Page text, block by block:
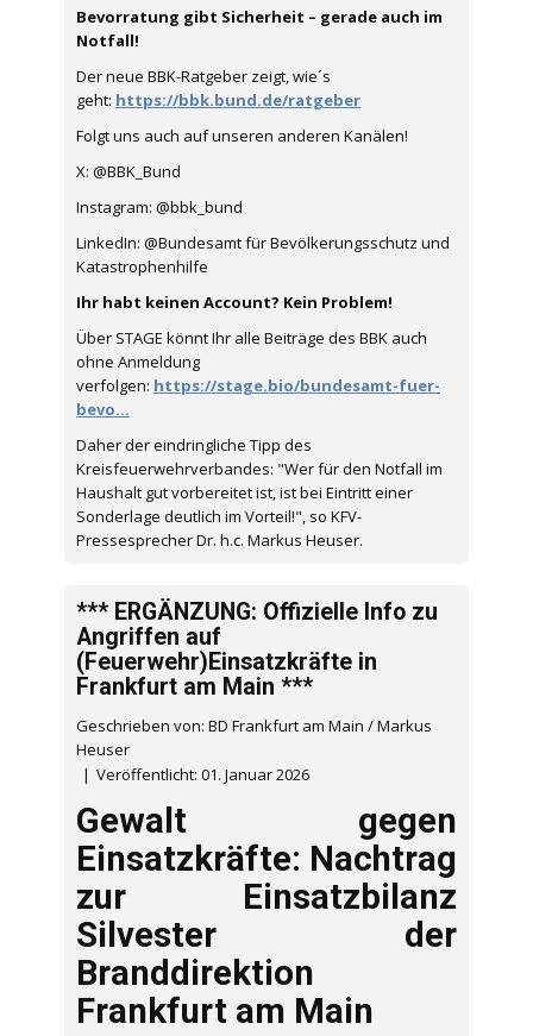
Bevorratung gibt Sicherheit – gerade auch im
Notfall!
Der neue BBK-Ratgeber zeigt, wie´s
geht: https://bbk.bund.de/ratgeber
Folgt uns auch auf unseren anderen Kanälen!
X: @BBK_Bund
Instagram: @bbk_bund
LinkedIn: @Bundesamt für Bevölkerungsschutz und
Katastrophenhilfe
Ihr habt keinen Account? Kein Problem!
Über STAGE könnt Ihr alle Beiträge des BBK auch
ohne Anmeldung
verfolgen: https://stage.bio/bundesamt-fuer-
bevo...
Daher der eindringliche Tipp des
Kreisfeuerwehrverbandes: "Wer für den Notfall im
Haushalt gut vorbereitet ist, ist bei Eintritt einer
Sonderlage deutlich im Vorteil!", so KFV-
Pressesprecher Dr. h.c. Markus Heuser.
*** ERGÄNZUNG: Offizielle Info zu
Angriffen auf
(Feuerwehr)Einsatzkräfte in
Frankfurt am Main ***
Geschrieben von: BD Frankfurt am Main / Markus
Heuser
Veröffentlicht: 01. Januar 2026
Gewalt gegen
Einsatzkräfte: Nachtrag
zur Einsatzbilanz
Silvester der
Branddirektion
Frankfurt am Main